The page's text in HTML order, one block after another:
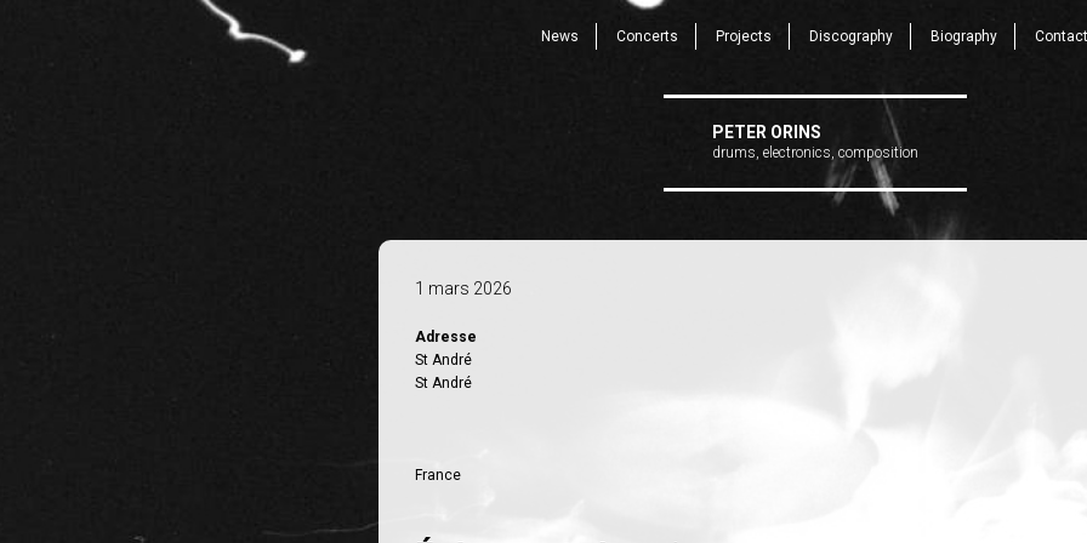
News Concerts Projects Discography Biography Contact
PETER ORINS
drums, electronics, composition
1 mars 2026
Adresse
St André
St André
France